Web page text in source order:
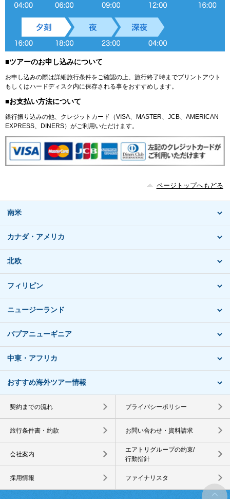
■ツアーのお申し込みについて
お申し込みの際は詳細旅行条件をご確認の上、旅行終了時までプリントアウト
もしくはハードディスク内に保存される事をおすすめします。
■お支払い方法について
銀行振り込みの他、クレジットカード（VISA、MASTER、JCB、AMERICAN
EXPRESS、DINERS）がご利用いただけます。
ページトップへもどる
南米
カナダ・アメリカ
北欧
フィリピン
ニュージーランド
パプアニューギニア
中東・アフリカ
おすすめ海外ツアー情報
契約までの流れ プライバシーポリシー
旅行条件書・約款 お問い合わせ・資料請求
会社案内
エアトリグループの約束/
行動指針
採用情報 ファイナリスタ